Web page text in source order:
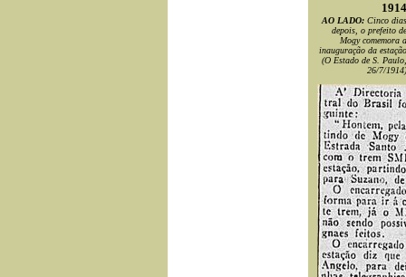
1914
AO LADO: Cinco dias
depois, o prefeito de
Mogy comemora a
inauguração da estação
(O Estado de S. Paulo,
26/7/1914)